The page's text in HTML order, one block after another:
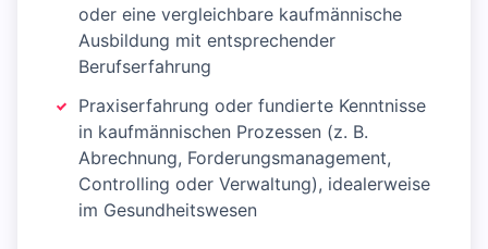
oder eine vergleichbare kaufmännische
Ausbildung mit entsprechender
Berufserfahrung
Praxiserfahrung oder fundierte Kenntnisse
in kaufmännischen Prozessen (z. B.
Abrechnung, Forderungsmanagement,
Controlling oder Verwaltung), idealerweise
im Gesundheitswesen